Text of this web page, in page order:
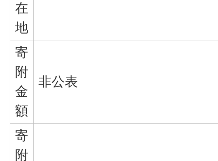
在
地
寄
附
金
額
非公表
寄
附